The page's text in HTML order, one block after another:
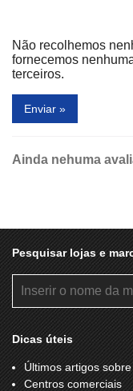
Não recolhemos
fornecemos
terceiros.
Enviar »
Ainda nehuma
Pesquisar lojas e
Dicas úteis
Últimos artigos
Centros comerciais